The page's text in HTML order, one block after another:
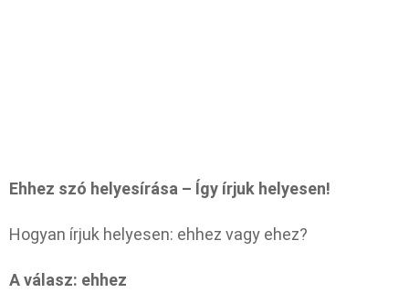
Ehhez szó helyesírása – Így írjuk helyesen!
Hogyan írjuk helyesen: ehhez vagy ehez?
A válasz: ehhez